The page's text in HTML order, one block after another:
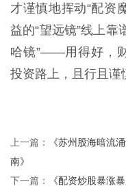
才谨慎地挥动“配资
益的“望远镜”线上靠
哈镜”——用得好，
投资路上，且行且谨
上一篇：
《苏州股海暗流
南》
下一篇： 《配资炒股暴涨